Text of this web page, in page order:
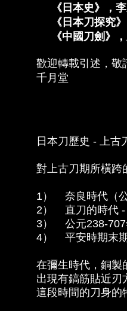
《日本史》，李
《日本刀探究》
《中國刀劍》，
歡迎轉載引述，敬
千月堂
日本刀歷史 - 上古
對上古刀期所橫跨
1） 奈良時代（
2） 直刀的時代 -
3） 公元238-707
4） 平安時期末
在彌生時代，銅製
出現有鎬筋貼近刃
這段時間的刀身的